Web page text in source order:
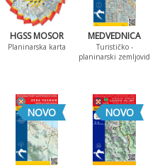
HGSS MOSOR
Planinarska karta
MEDVEDNICA
Turističko -
planinarski zemljovid
NOVO NOVO